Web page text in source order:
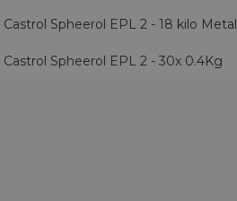
Castrol Spheerol EPL 2 - 18 kilo Metal
Castrol Spheerol EPL 2 - 30x 0.4Kg